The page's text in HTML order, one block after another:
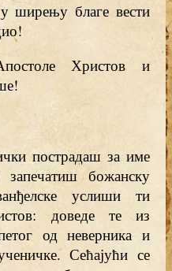
ширењу благе вести
Христов и
пострадаш за име
божанску
услиши ти
доведе те из
од неверника и
Сећајући се